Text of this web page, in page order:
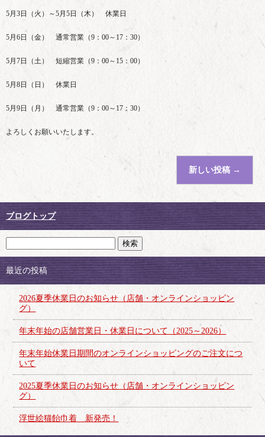
5月3日（火）～5月5日（木） 休業日
5月6日（金） 通常営業（9：00～17：30）
5月7日（土） 短縮営業（9：00～15：00）
5月8日（日） 休業日
5月9日（月） 通常営業（9：00～17：30）
よろしくお願いいたします。
新しい投稿 →
ブログトップ
最近の投稿
2026夏季休業日のお知らせ（店舗・オンラインショッピン
グ）
年末年始の店舗営業日・休業日について（2025～2026）
年末年始休業日期間のオンラインショッピングのご注文につ
いて
2025夏季休業日のお知らせ（店舗・オンラインショッピン
グ）
浮世絵猫飴巾着 新発売！